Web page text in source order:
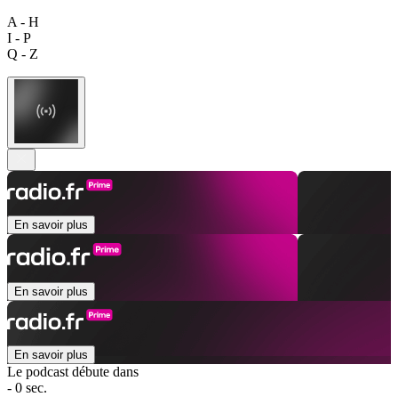
A - H
I - P
Q - Z
En savoir plus
En savoir plus
En savoir plus
Le podcast débute dans
- 0 sec.